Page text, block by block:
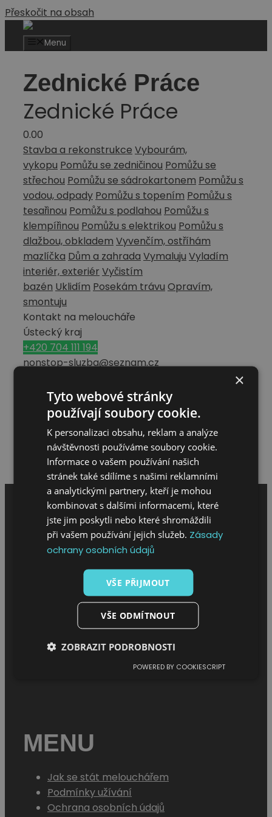
Přeskočit na obsah
Menu
Zednické Práce
Zednické Práce
0.00
Stavba a rekonstrukce Vybourám,
vykopu Pomůžu se zedničinou Pomůžu se
střechou Pomůžu se sádrokartonem Pomůžu s
vodou, odpady Pomůžu s topením Pomůžu s
tesařinou Pomůžu s podlahou Pomůžu s
klempířinou Pomůžu s elektrikou Pomůžu s
dlažbou, obkladem Vyvenčím, ostříhám
mazlíčka Dům a zahrada Vymaluju Vyladím
interiér, exteriér Vyčistím
bazén Uklidím Posekám trávu Opravím,
smontuju
Kontakt na meloucháře
Ústecký kraj
+420 704 111 194
nonstop-sluzba@seznam.cz
Dobrý den dělám zednické práce
Vše uvedeno v profilu
Hodnocení meloucháře
Napsat hodnocení
MENU
Úvod
MENU
Jak se stát melouchářem
Podmínky užívání
Ochrana osobních údajů
×
Tyto webové stránky
používají soubory cookie.
K personalizaci obsahu, reklam a analýze
návštěvnosti používáme soubory cookie.
Informace o vašem používání našich
stránek také sdílíme s našimi reklamními
a analytickými partnery, kteří je mohou
kombinovat s dalšími informacemi, které
jste jim poskytli nebo které shromáždili
při vašem používání jejich služeb. Zásady
ochrany osobních údajů
VŠE PŘIJMOUT
VŠE ODMÍTNOUT
ZOBRAZIT PODROBNOSTI
POWERED BY COOKIESCRIPT